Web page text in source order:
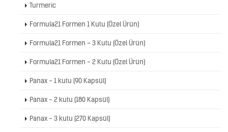
Turmeric
Formula21 Formen 1 Kutu (Özel Ürün)
Formula21 Formen - 3 Kutu (Özel Ürün)
Formula21 Formen - 2 Kutu (Özel Ürün)
Panax - 1 kutu (90 Kapsül)
Panax - 2 kutu (180 Kapsül)
Panax - 3 kutu (270 Kapsül)